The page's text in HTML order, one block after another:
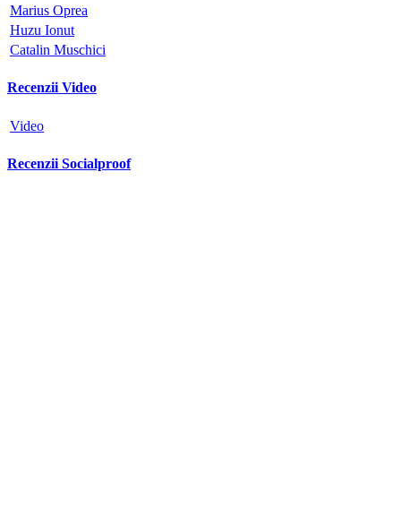
Marius Oprea
Huzu Ionut
Catalin Muschici
Recenzii Video
Video
Recenzii Socialproof